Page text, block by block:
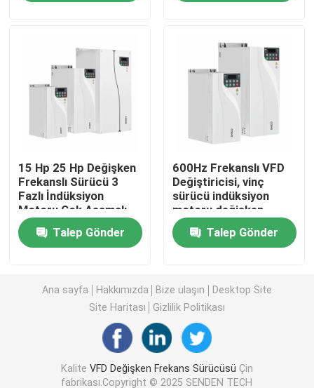
VFD Değişken Frekans Sürücüsü
VFD Frekans İnvertörü
Frekans Sürücü İnvertörü
Variable Frequency Drive for Crane (Kran için
Yenilenebilir Enerji Depolama EV Şarj İstasyonu
Güneş Optimize Edici
15 Hp 25 Hp Değişken
Frekanslı Sürücü 3
Fazlı İndüksiyon
Motoru Çok Aşamalı
Hız Ayarları S Eğri
HızlandırmaTalep Gönder
600Hz Frekanslı VFD
Değiştiricisi, vinç
sürücü indüksiyon
motoru değişken
frekanslı sürücü için
Talep Gönder
Ana sayfa Hakkımızda Bize ulaşın
Desktop Site
Site Haritası
Gizlilik Politikası
Kalite VFD Değişken Frekans Sürücüsü Çin
fabrikası.Copyright © 2025 SENDEN TECH